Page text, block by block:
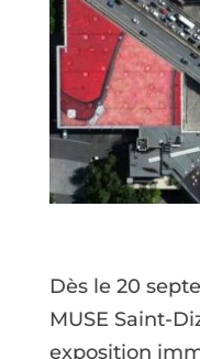
Dès le 20
MUSE Saint-
exposition